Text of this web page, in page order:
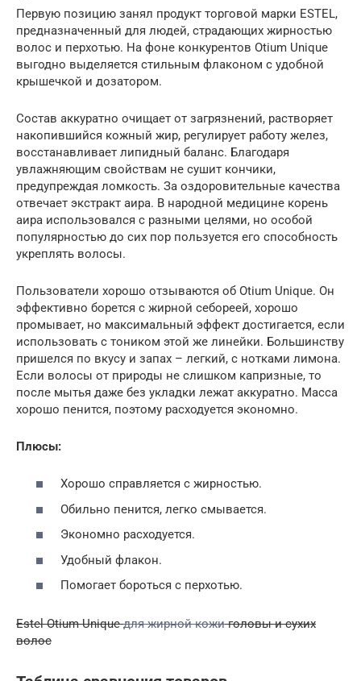
Первую позицию занял продукт торговой марки ESTEL,
предназначенный для людей, страдающих жирностью
волос и перхотью. На фоне конкурентов Otium Unique
выгодно выделяется стильным флаконом с удобной
крышечкой и дозатором.
Состав аккуратно очищает от загрязнений, растворяет
накопившийся кожный жир, регулирует работу желез,
восстанавливает липидный баланс. Благодаря
увлажняющим свойствам не сушит кончики,
предупреждая ломкость. За оздоровительные качества
отвечает экстракт аира. В народной медицине корень
аира использовался с разными целями, но особой
популярностью до сих пор пользуется его способность
укреплять волосы.
Пользователи хорошо отзываются об Otium Unique. Он
эффективно борется с жирной себореей, хорошо
промывает, но максимальный эффект достигается, если
использовать с тоником этой же линейки. Большинству
пришелся по вкусу и запах – легкий, с нотками лимона.
Если волосы от природы не слишком капризные, то
после мытья даже без укладки лежат аккуратно. Масса
хорошо пенится, поэтому расходуется экономно.
Плюсы:
Хорошо справляется с жирностью.
Обильно пенится, легко смывается.
Экономно расходуется.
Удобный флакон.
Помогает бороться с перхотью.
Estel Otium Uniqueдля жирной кожиголовы и сухих
волос